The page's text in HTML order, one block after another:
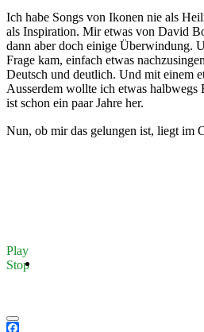
Ich habe Songs von Ikonen nie als
als Inspiration. Mir etwas von David
dann aber doch einige Überwindung.
Frage kam, einfach etwas
Deutsch und deutlich. Und mit einem
Ausserdem wollte ich etwas halbwegs
ist schon ein paar Jahre her.
Nun, ob mir das gelungen ist, liegt im
Play
Stop